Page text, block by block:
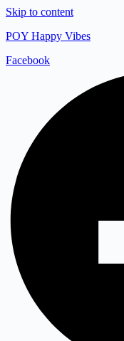
Skip to content
POY Happy Vibes
Facebook